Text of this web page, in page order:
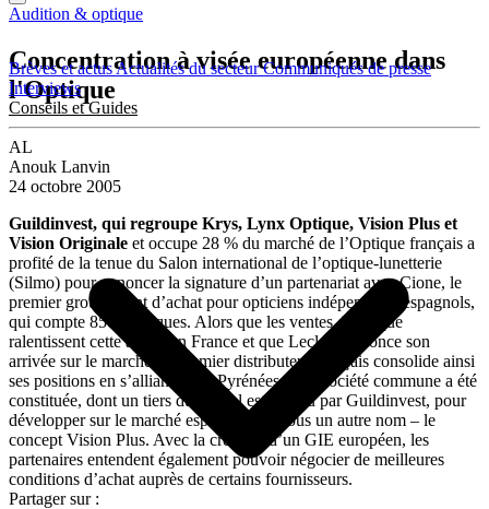
Brèves et actusActualités du secteurCommuniqués de presse
Interviews
Conseils et Guides
Audition & optique
Concentration à visée européenne dans
l'Optique
AL
Anouk Lanvin
24 octobre 2005
Guildinvest, qui regroupe Krys, Lynx Optique, Vision Plus et
Vision Originale et occupe 28 % du marché de l’Optique français a
profité de la tenue du Salon international de l’optique-lunetterie
(Silmo) pour annoncer la signature d’un partenariat avec Cione, le
premier groupement d’achat pour opticiens indépendants espagnols,
qui compte 850 boutiques. Alors que les ventes d’optique
ralentissent cette année en France et que Leclerc annonce son
arrivée sur le marché, le premier distributeur français consolide ainsi
ses positions en s’alliant outre Pyrénées. Une société commune a été
constituée, dont un tiers du capital est détenu par Guildinvest, pour
développer sur le marché espagnol – et sous un autre nom – le
concept Vision Plus. Avec la création d’un GIE européen, les
partenaires entendent également pouvoir négocier de meilleures
conditions d’achat auprès de certains fournisseurs.
Partager sur :